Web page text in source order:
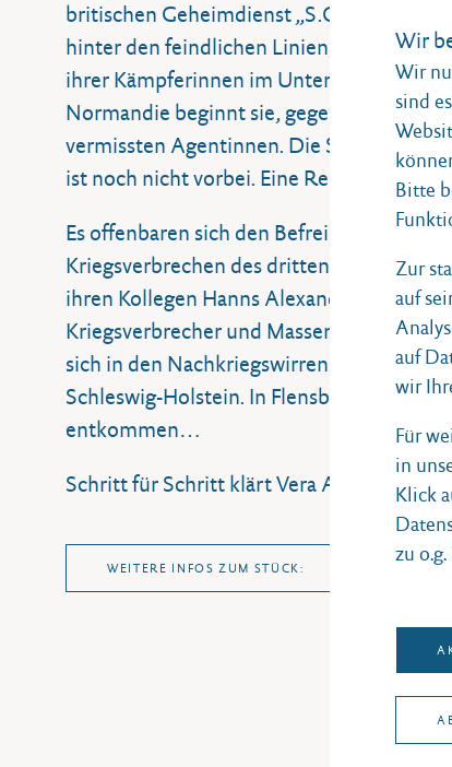
britischen Geheimdienst „S.O.E.“,
hinter den feindlichen Linien, vor allem in
ihrer Kämpferinnen im Untergrund
Normandie beginnt sie, gegen alle
vermissten Agentinnen. Die Spur führt
ist noch nicht vorbei. Eine Reise in die
Es offenbaren sich den Befreiern nach
Kriegsverbrechen des dritten Reichs. In
ihren Kollegen Hanns Alexander, der
Kriegsverbrecher und Massenmörder
sich in den Nachkriegswirren
Schleswig-Holstein. In Flensburg
entkommen…
Schritt für Schritt klärt Vera Atkins das
WEITERE INFOS ZUM STÜCK:
Wir
Wir
sind
Bitte
Zur
auf
auf
wir
Für
in
Klick
zu